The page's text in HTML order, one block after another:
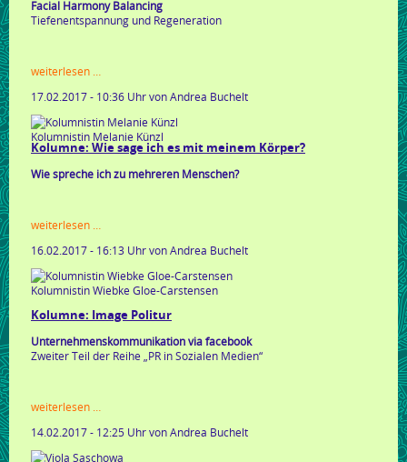
Facial Harmony Balancing
Tiefenentspannung und Regeneration
weiterlesen …
stresssprechstunde
17.02.2017 - 10:36 Uhrvon Andrea Buchelt
Kolumnistin Melanie Künzl
Kolumne: Wie sage ich es mit meinem Körper?
Wie spreche ich zu mehreren Menschen?
weiterlesen …
sage
es
mit
meinem
körper?
16.02.2017 - 16:13 Uhrvon Andrea Buchelt
Kolumnistin Wiebke Gloe-Carstensen
Kolumne: Image Politur
Unternehmenskommunikation via facebook
Zweiter Teil der Reihe „PR in Sozialen Medien“
weiterlesen …
politur
14.02.2017 - 12:25 Uhrvon Andrea Buchelt